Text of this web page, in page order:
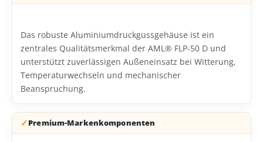
Das robuste Aluminiumdruckgussgehäuse ist ein
zentrales Qualitätsmerkmal der AML® FLP-50 D und
unterstützt zuverlässigen Außeneinsatz bei Witterung,
Temperaturwechseln und mechanischer
Beanspruchung.
Premium-Markenkomponenten